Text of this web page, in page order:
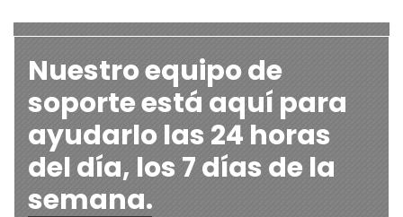
Nuestro equipo de
soporte está aquí para
ayudarlo las 24 horas
del día, los 7 días de la
semana.